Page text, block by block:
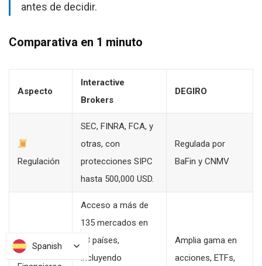
antes de decidir.
Comparativa en 1 minuto
Aspecto
Interactive
Brokers
DEGIRO
Regulación
SEC, FINRA, FCA, y
otras, con
protecciones SIPC
hasta 500,000 USD.
Regulada por
BaFin y CNMV
Activos
Acceso a más de
135 mercados en
33 países,
incluyendo
Amplia gama en
acciones, ETFs,
Spanish
Spanish